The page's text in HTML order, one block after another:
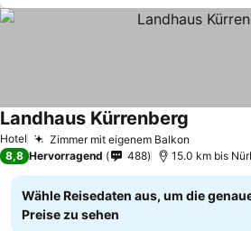
Hotel Zimmer mit eigenem Balkon
Landhaus Kürrenberg
8,8 Hervorragend 488 15.0 km bis
Wähle Reisedaten aus, um die
Preise zu sehen